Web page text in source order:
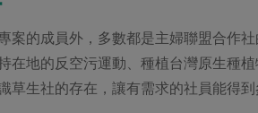
案的成員外，多數都是主婦聯盟合作
在地的反空污運動、種植台灣原生種
生社的存在，讓有需求的社員能得到